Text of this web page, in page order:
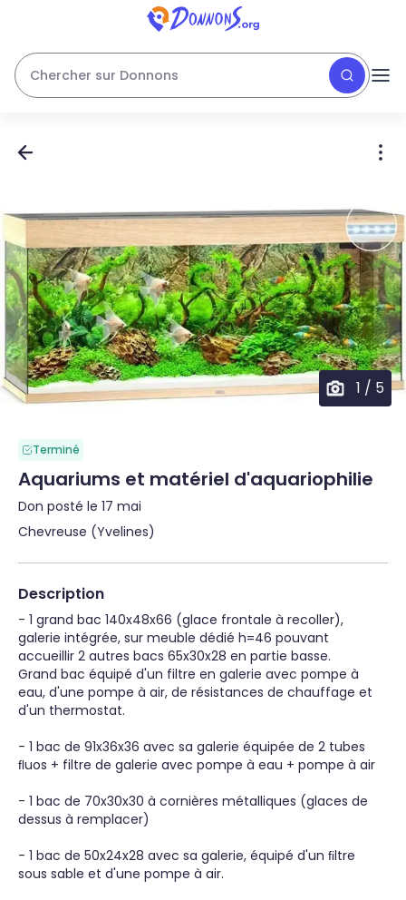
Chercher sur Donnons
1 / 5
Terminé
Aquariums et matériel d'aquariophilie
Don posté le 17 mai
Chevreuse (Yvelines)
Description
- 1 grand bac 140x48x66 (glace frontale à recoller),
galerie intégrée, sur meuble dédié h=46 pouvant
accueillir 2 autres bacs 65x30x28 en partie basse.
Grand bac équipé d'un filtre en galerie avec pompe à
eau, d'une pompe à air, de résistances de chauffage et
d'un thermostat.
- 1 bac de 91x36x36 avec sa galerie équipée de 2 tubes
ﬂuos + filtre de galerie avec pompe à eau + pompe à air
- 1 bac de 70x30x30 à cornières métalliques (glaces de
dessus à remplacer)
- 1 bac de 50x24x28 avec sa galerie, équipé d'un ﬁltre
sous sable et d'une pompe à air.